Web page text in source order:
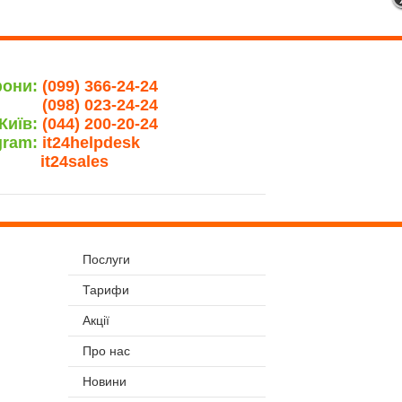
(099) 366-24-24
(098) 023-24-24
Київ: (044) 200-20-24
it24helpdesk
it24sales
Послуги
Тарифи
Акції
Про нас
Новини